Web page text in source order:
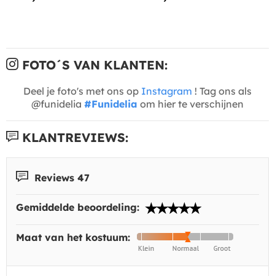
FOTO´S VAN KLANTEN:
Deel je foto's met ons op Instagram ! Tag ons als
@funidelia #Funidelia om hier te verschijnen
KLANTREVIEWS:
Reviews 47
Gemiddelde beoordeling:
Maat van het kostuum: